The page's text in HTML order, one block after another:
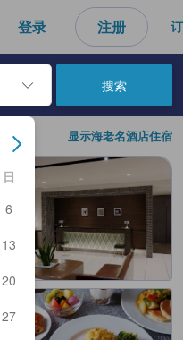
登录 注册
后，入住日期将被选择。重
日
6
13
20
27
搜索
显示海老名酒店住宿